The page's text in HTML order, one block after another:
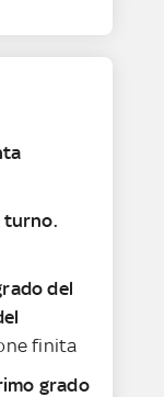
turno.
del
finita
grado